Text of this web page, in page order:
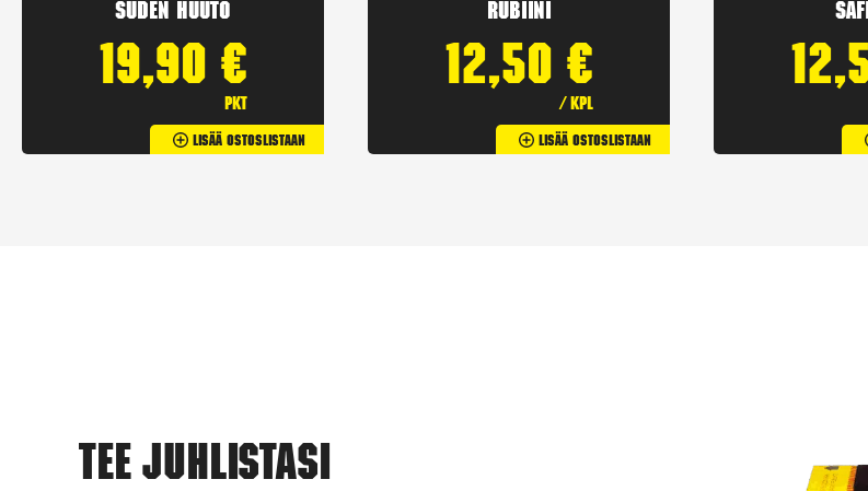
Suden huuto
19,90 €
pkt
Lisää Ostoslistaan
Rubiini
12,50 €
/ kpl
Lisää Ostoslistaan
Tee juhlistasi